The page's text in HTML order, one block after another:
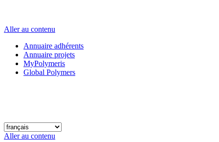
Aller au contenu
Annuaire adhérents
Annuaire projets
MyPolymeris
Global Polymers
Aller au contenu